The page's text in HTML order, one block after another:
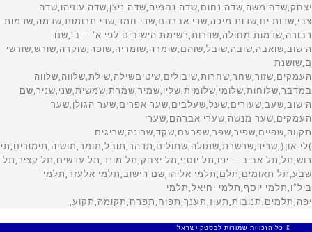
© כל הזכויות שמורות לבסטק ישראל